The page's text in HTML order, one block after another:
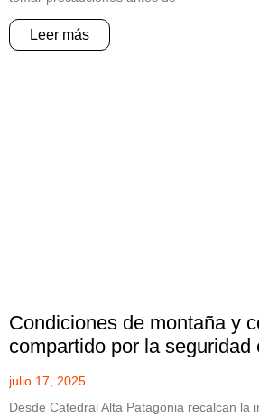
Leer más
Condiciones de montaña y
compartido por la seguridad
julio 17, 2025
Desde Catedral Alta Patagonia recalcan la